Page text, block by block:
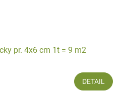
pr. 4x6 cm 1t = 9 m2
DETAIL